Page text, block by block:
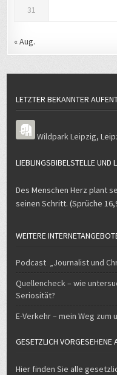
31
« Aug.
LETZTER BEKANNTER
Wildpark Leipzig,
LIEBLINGSBIBELSTELLE UND
Des Menschen Herz plant
seinen Schritt. (Sprüche
WEITERE
Podcast „Journalist und
Quellencheck – wie
Seriosität?
E-Verkehr – mein Weg
GESETZLICH VORGESEHENE
Hier finden Sie alle